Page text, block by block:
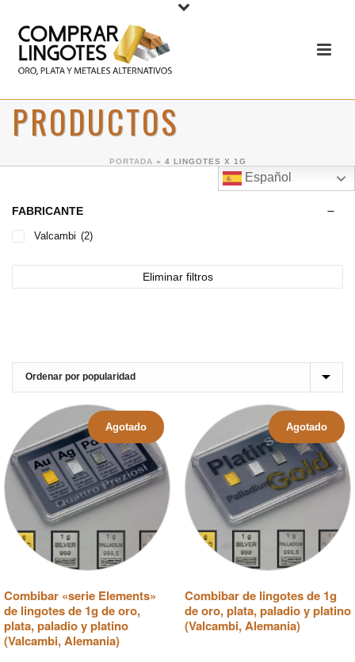
PRODUCTOS
PORTADA » 4 LINGOTES X 1G
Español
Combibar «serie Elements»
de lingotes de 1g de oro,
plata, paladio y platino
(Valcambi, Alemania)
Agotado
Combibar de lingotes de 1g
de oro, plata, paladio y platino
(Valcambi, Alemania)
Agotado
FABRICANTE
Valcambi (2)
Eliminar filtros